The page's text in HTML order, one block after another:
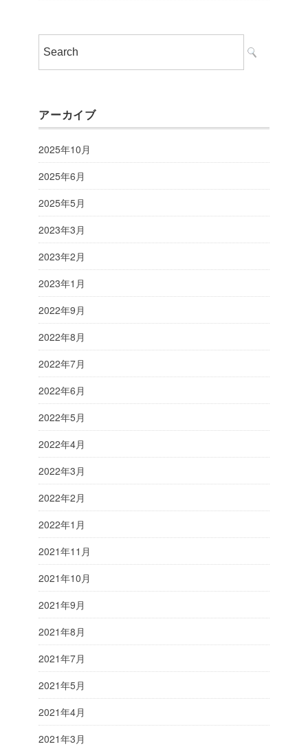
アーカイブ
2025年10月
2025年6月
2025年5月
2023年3月
2023年2月
2023年1月
2022年9月
2022年8月
2022年7月
2022年6月
2022年5月
2022年4月
2022年3月
2022年2月
2022年1月
2021年11月
2021年10月
2021年9月
2021年8月
2021年7月
2021年5月
2021年4月
2021年3月